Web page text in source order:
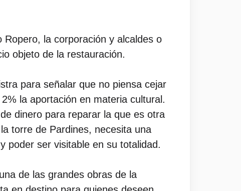
la corporación y alcaldes o
objeto de la restauración.
para señalar que no piensa cejar
la aportación en materia cultural.
dinero para reparar la que es otra
torre de Pardines, necesita una
poder ser visitable en su totalidad.
de las grandes obras de la